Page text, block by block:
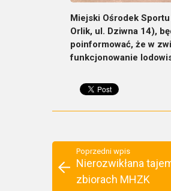
Miejski Ośrodek
Orlik, ul. Dziwna 14),
poinformować, że w
funkcjonowanie
Poprzedni wpis
Nierozwikłana
zbiorach MHZK